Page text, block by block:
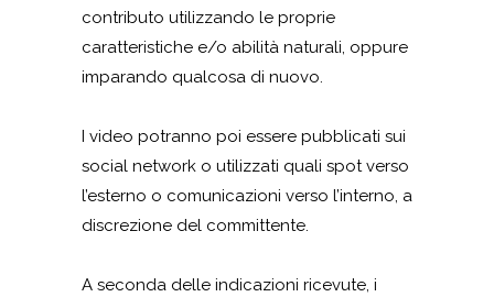
contributo utilizzando le proprie
caratteristiche e/o abilità naturali, oppure
imparando qualcosa di nuovo.
I video potranno poi essere pubblicati sui
social network o utilizzati quali spot verso
l’esterno o comunicazioni verso l’interno, a
discrezione del committente.
A seconda delle indicazioni ricevute, i